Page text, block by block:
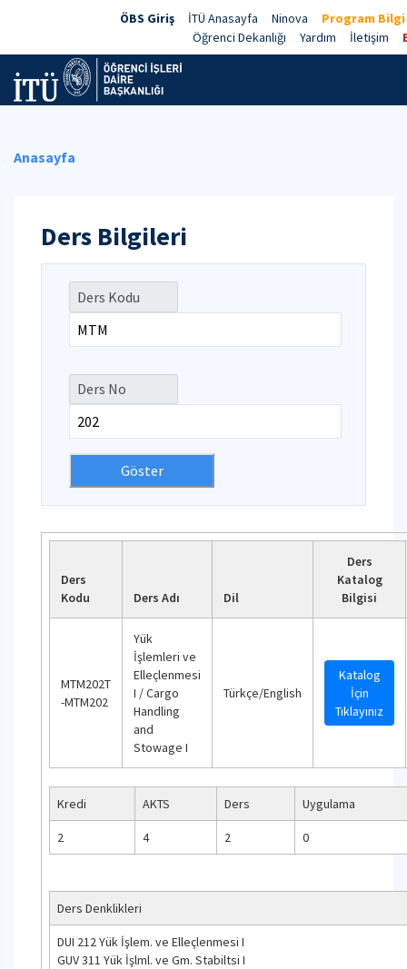
ÖBS Giriş İTÜ Anasayfa Ninova
Program Bilgi
Öğrenci Dekanlığı
Yardım İletişim
Anasayfa
Ders Bilgileri
Ders Kodu
Ders No
Ders
Kodu
Ders Adı Dil
Ders
Katalog
Bilgisi
MTM202T
-MTM202
Yük
İşlemleri ve
Elleçlenmesi
I / Cargo
Handling
and
Stowage I
Türkçe/English
Katalog
İçin
Tıklayınız
Kredi AKTS Ders Uygulama
2 4 2 0
Ders Denklikleri
DUI 212 Yük İşlem. ve Elleçlenmesi I
GUV 311 Yük İşlml. ve Gm. Stabiltsi I